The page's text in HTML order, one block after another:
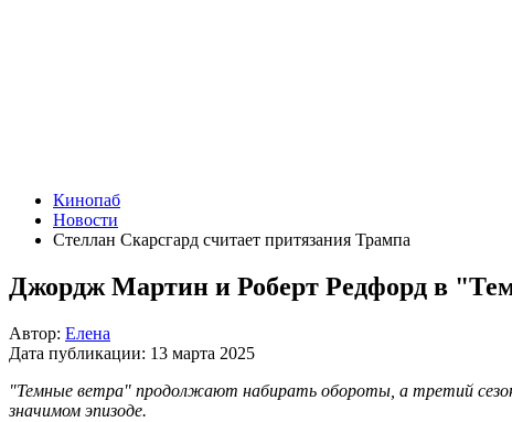
Кинопаб
Новости
Стеллан Скарсгард считает притязания Трампа
Джордж Мартин и Роберт Редфорд в
Автор: Елена
Дата публикации: 13 марта 2025
"Темные ветра" продолжают набирать обороты, а третий
значимом эпизоде.